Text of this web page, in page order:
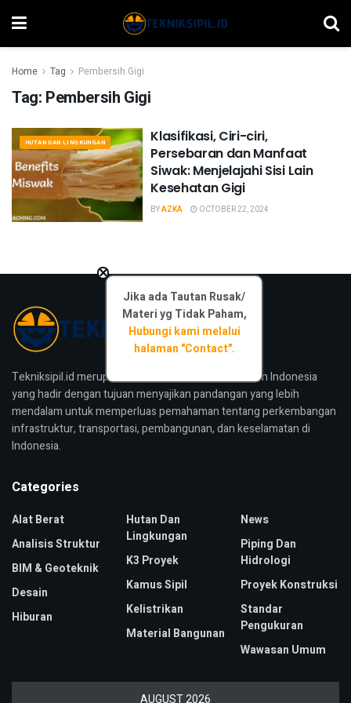
Home Tag Pembersih Gigi
Tag: Pembersih Gigi
HUTAN DAN LINGKUNGAN
Klasifikasi, Ciri-ciri,
Persebaran dan Manfaat
Siwak: Menjelajahi Sisi Lain
Kesehatan Gigi
BYAZKA OCTOBER 22, 2024
Tekniksipil.id merupakan media konstruksi bangunan Indonesia
yang hadir dengan tujuan menyajikan pandangan yang lebih
mendalam untuk memperluas pemahaman tentang perkembangan
infrastruktur, transportasi, pembangunan, dan keselamatan di
Indonesia.
Jika ada Tautan Rusak/
Materi yg Tidak Paham,
Hubungi kami melalui
halaman "Contact".
×
Categories
Alat Berat
Analisis Struktur
BIM & Geoteknik
Desain
Hiburan
Hutan Dan
Lingkungan
K3 Proyek
Kamus Sipil
Kelistrikan
Material Bangunan
News
Piping Dan
Hidrologi
Proyek Konstruksi
Standar
Pengukuran
Wawasan Umum
AUGUST 2026